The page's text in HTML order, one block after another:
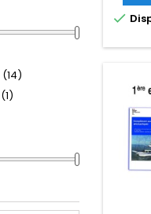
(14)
(1)
